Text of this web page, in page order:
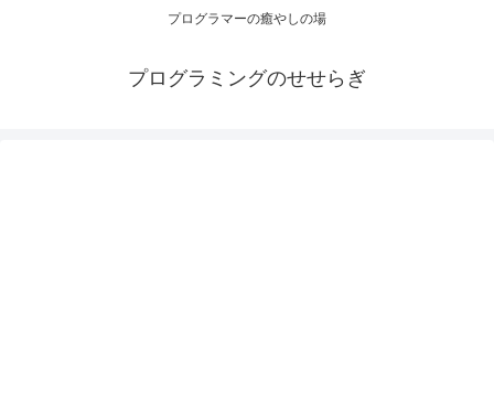
プログラマーの癒やしの場
プログラミングのせせらぎ